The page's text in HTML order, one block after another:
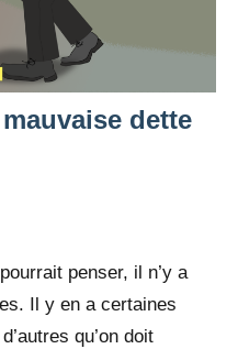
dette
penser, il n’y a
Il y en a certaines
qu’on doit